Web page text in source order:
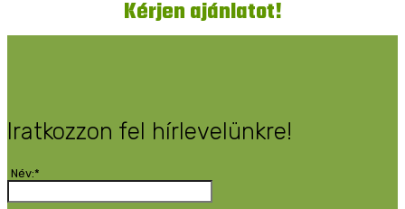
Kérjen ajánlatot!
Iratkozzon fel hírlevelünkre!
Név:*